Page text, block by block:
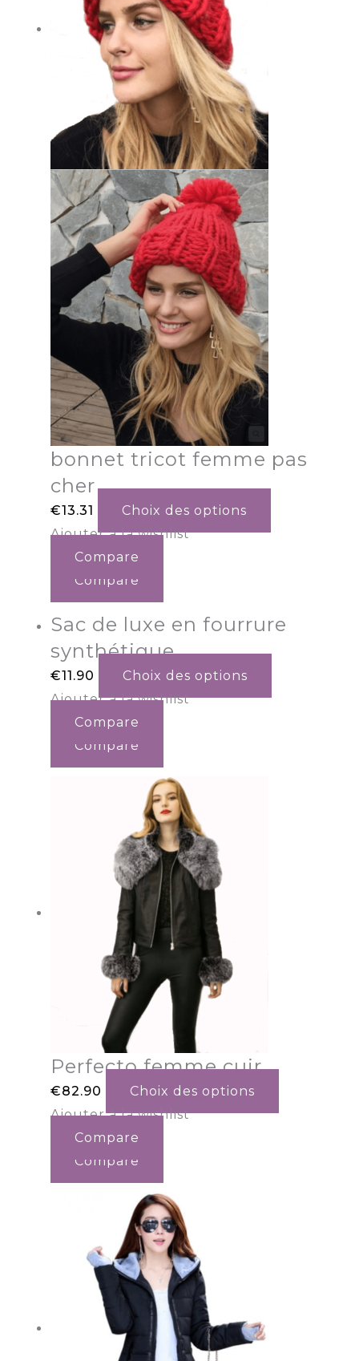
bonnet tricot femme pas
cher
€13.31
Choix des options
Ajouter à la wishlist
Compare
Compare
Sac de luxe en fourrure
synthétique
€11.90
Choix des options
Ajouter à la wishlist
Compare
Compare
Perfecto femme cuir
€82.90
Choix des options
Ajouter à la wishlist
Compare
Compare